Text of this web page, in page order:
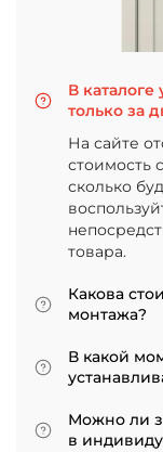
В каталоге
только за
На сайте
стоимость
сколько
товара.
Какова
монтажа?
Итоговая
двери и
цена за
покрытием
рублей.
В какой
Мы
того, как
Можно ли
в